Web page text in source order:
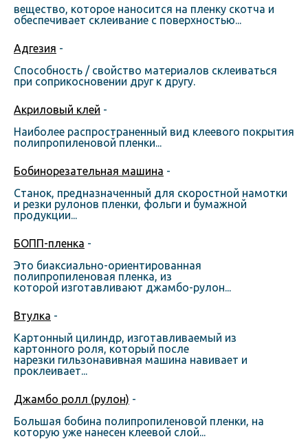
вещество, которое наносится на пленку скотча и
обеспечивает склеивание с поверхностью...
Адгезия -
Способность / свойство материалов склеиваться
при соприкосновении друг к другу.
Акриловый клей -
Наиболее распространенный вид клеевого покрытия
полипропиленовой пленки...
Бобинорезательная машина -
Cтанок, предназначенный для скоростной намотки
и резки рулонов пленки, фольги и бумажной
продукции...
БОПП-пленка -
Это биаксиально-ориентированная
полипропиленовая пленка, из
которой изготавливают джамбо-рулон...
Втулка -
Картонный цилиндр, изготавливаемый из
картонного роля, который после
нарезки гильзонавивная машина навивает и
проклеивает...
Джамбо ролл (рулон) -
Большая бобина полипропиленовой пленки, на
которую уже нанесен клеевой слой...